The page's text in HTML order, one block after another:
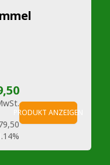
PRODUKT ANZEIGEN